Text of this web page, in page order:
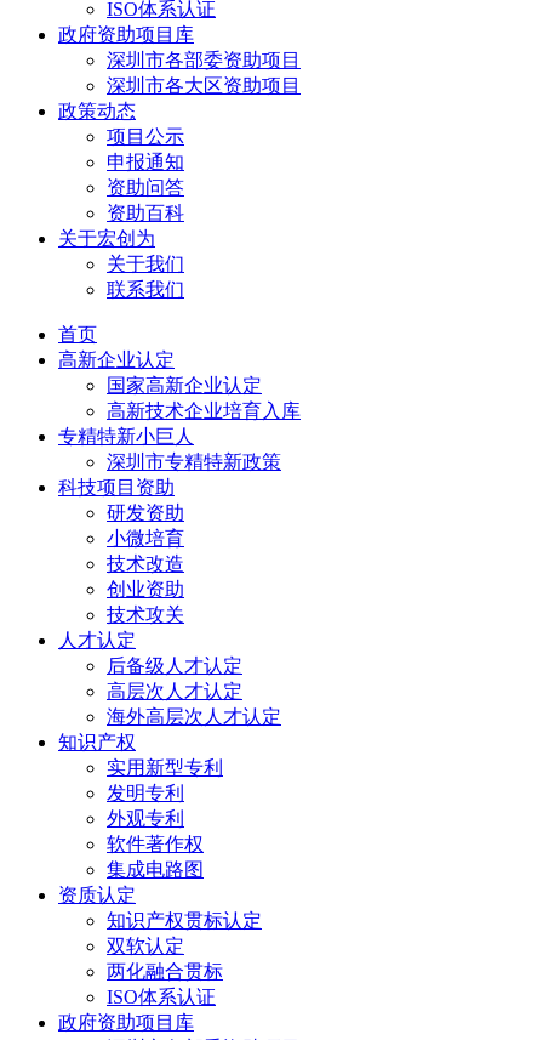
ISO体系认证
政府资助项目库
深圳市各部委资助项目
深圳市各大区资助项目
政策动态
项目公示
申报通知
资助问答
资助百科
关于宏创为
关于我们
联系我们
首页
高新企业认定
国家高新企业认定
高新技术企业培育入库
专精特新小巨人
深圳市专精特新政策
科技项目资助
研发资助
小微培育
技术改造
创业资助
技术攻关
人才认定
后备级人才认定
高层次人才认定
海外高层次人才认定
知识产权
实用新型专利
发明专利
外观专利
软件著作权
集成电路图
资质认定
知识产权贯标认定
双软认定
两化融合贯标
ISO体系认证
政府资助项目库